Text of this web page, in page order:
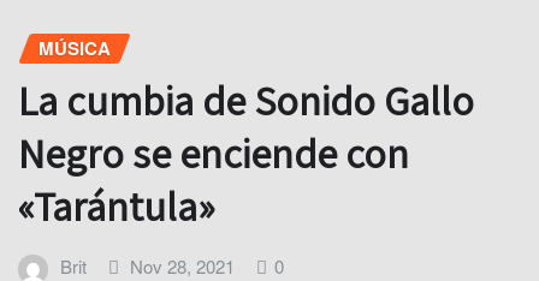
MÚSICA
La cumbia de Sonido Gallo
Negro se enciende con
«Tarántula»
Brit Nov 28, 2021 0